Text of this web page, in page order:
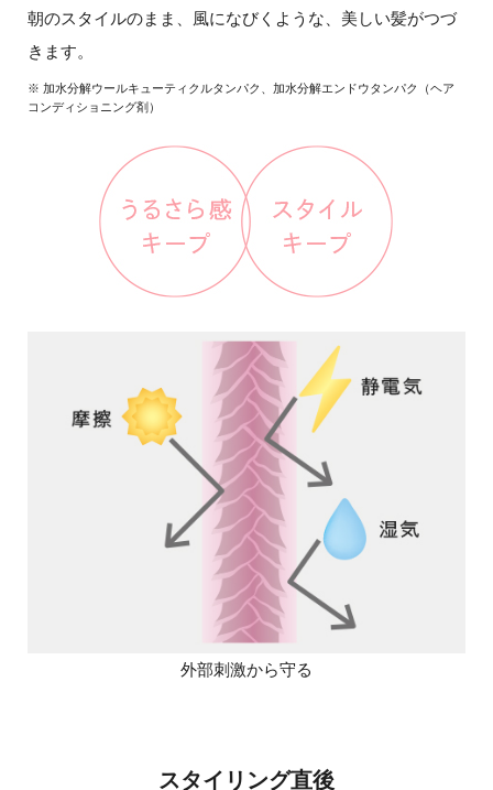
朝のスタイルのまま、風になびくような、美しい髪がつづ
きます。
※ 加水分解ウールキューティクルタンパク、加水分解エンドウタンパク（ヘア
コンディショニング剤）
外部刺激から守る
スタイリング直後